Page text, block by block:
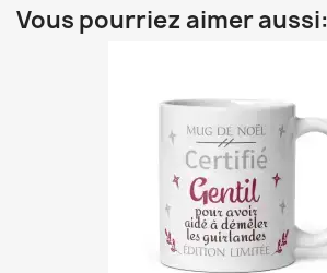
Vous pourriez aimer aussi: